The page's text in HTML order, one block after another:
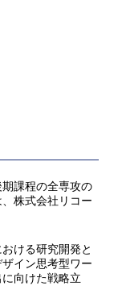
課程の全専攻の
株式会社リコー
ける研究開発と
イン思考型ワー
向けた戦略立